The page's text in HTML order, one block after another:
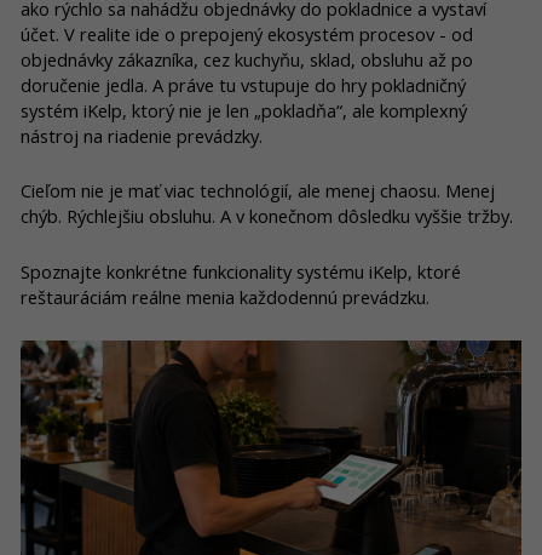
ako rýchlo sa nahádžu objednávky do pokladnice a vystaví
účet. V realite ide o prepojený ekosystém procesov - od
objednávky zákazníka, cez kuchyňu, sklad, obsluhu až po
doručenie jedla. A práve tu vstupuje do hry pokladničný
systém iKelp, ktorý nie je len „pokladňa“, ale komplexný
nástroj na riadenie prevádzky.
Cieľom nie je mať viac technológií, ale menej chaosu. Menej
chýb. Rýchlejšiu obsluhu. A v konečnom dôsledku vyššie tržby.
Spoznajte konkrétne funkcionality systému iKelp, ktoré
reštauráciám reálne menia každodennú prevádzku.